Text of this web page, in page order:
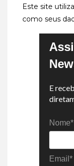
Este site
como seus
E
Nome*
Email*